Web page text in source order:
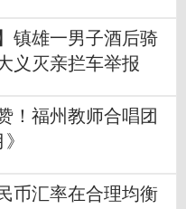
镇雄一男子酒后骑
义灭亲拦车举报
！福州教师合唱团
币汇率在合理均衡